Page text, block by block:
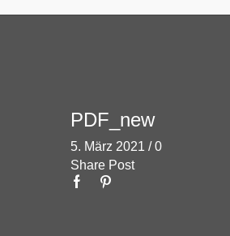
PDF_new
5. März 2021 / 0
Share Post